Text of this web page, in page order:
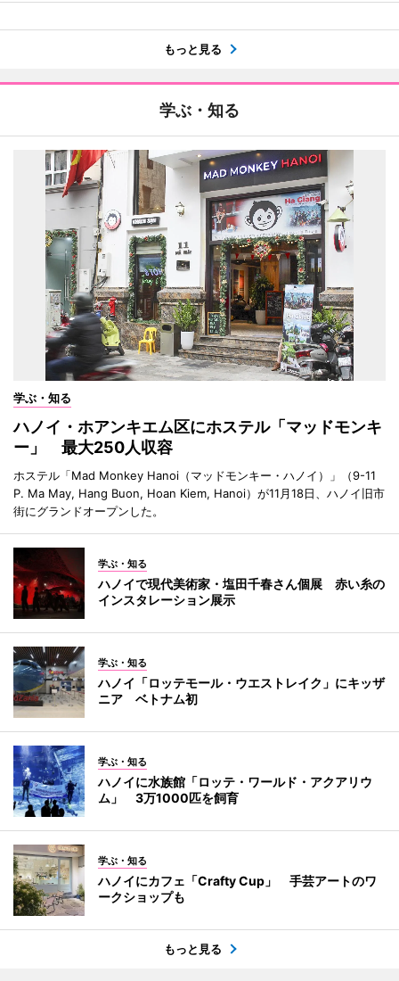
もっと見る
学ぶ・知る
学ぶ・知る
ハノイ・ホアンキエム区にホステル「マッドモンキ
ー」 最大250人収容
ホステル「Mad Monkey Hanoi（マッドモンキー・ハノイ）」（9-11
P. Ma May, Hang Buon, Hoan Kiem, Hanoi）が11月18日、ハノイ旧市
街にグランドオープンした。
学ぶ・知る
ハノイで現代美術家・塩田千春さん個展 赤い糸の
インスタレーション展示
学ぶ・知る
ハノイ「ロッテモール・ウエストレイク」にキッザ
ニア ベトナム初
学ぶ・知る
ハノイに水族館「ロッテ・ワールド・アクアリウ
ム」 3万1000匹を飼育
学ぶ・知る
ハノイにカフェ「Crafty Cup」 手芸アートのワ
ークショップも
もっと見る